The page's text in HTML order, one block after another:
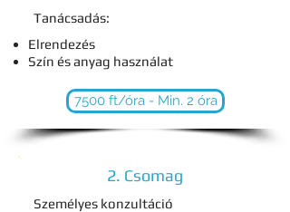
Tanácsadás:
Elrendezés
Szín és anyag használat
7500 ft/óra - Min. 2 óra
2. Csomag
Személyes konzultáció